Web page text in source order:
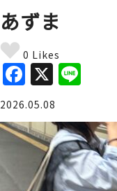
あずま
0 Likes
F
a
c
e
b
X
e
2026.05.08